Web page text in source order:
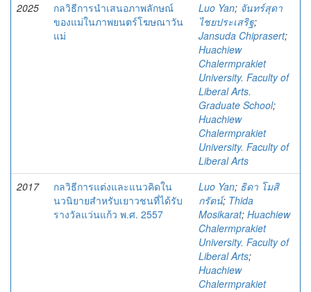
2025
กลวิธีการนําเสนอภาพลักษณ์
ของแม่ในภาพยนตร์โฆษณาวัน
แม่
Luo Yan; จันทร์สุดา
ไชยประเสริฐ;
Jansuda Chiprasert;
Huachiew
Chalermprakiet
University. Faculty of
Liberal Arts.
Graduate School;
Huachiew
Chalermprakiet
University. Faculty of
Liberal Arts
2017
กลวิธีการแต่งและแนวคิดใน
นวนิยายสำหรับเยาวชนที่ได้รับ
รางวัลแว่นแก้ว พ.ศ. 2557
Luo Yan; ธิดา โมสิ
กรัตน์; Thida
Mosikarat; Huachiew
Chalermprakiet
University. Faculty of
Liberal Arts;
Huachiew
Chalermprakiet